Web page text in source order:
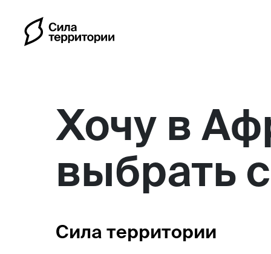
Календарь
Индивидуальные
Хочу в
выбрать
Сила территории